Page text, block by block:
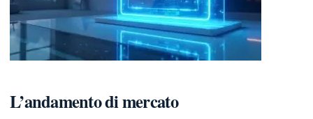
L’andamento di mercato